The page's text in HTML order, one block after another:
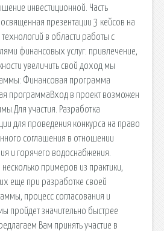
инвестиционной. Часть
презентации 3 кейсов на
в области работы с
финансовых услуг: привлечение,
увеличить свой доход мы
Финансовая программа
программаВход в проект возможен
участия. Разработка
для проведения конкурса на право
соглашения в отношении
и горячего водоснабжения.
несколько примеров из практики,
еще при разработке своей
процесс согласования и
пройдет значительно быстрее
Вам принять участие в